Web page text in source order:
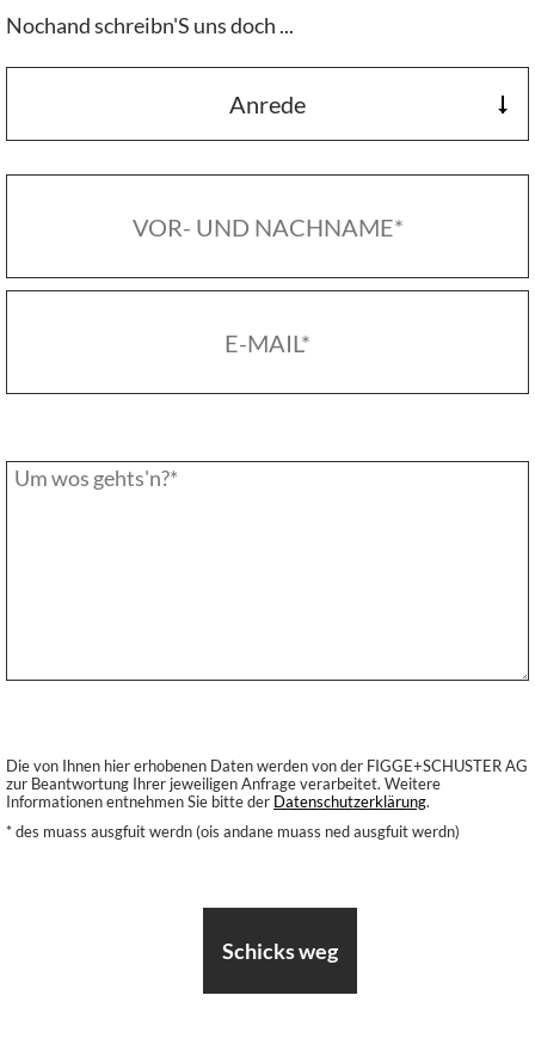
Nochand schreibn'S uns doch ...
Anrede
Die von Ihnen hier erhobenen Daten werden von der FIGGE+SCHUSTER AG
zur Beantwortung Ihrer jeweiligen Anfrage verarbeitet. Weitere
Informationen entnehmen Sie bitte der Datenschutzerklärung.
* des muass ausgfuit werdn (ois andane muass ned ausgfuit werdn)
Schicks weg